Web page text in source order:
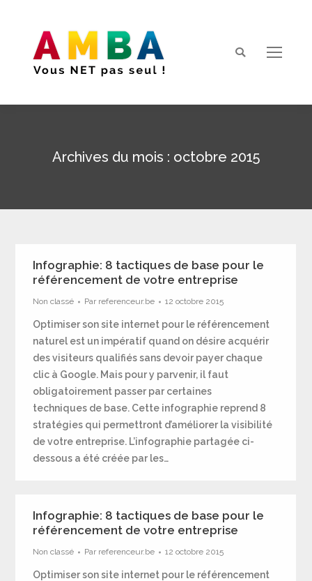
Search:
Archives du mois : octobre 2015
Infographie: 8 tactiques de base pour le
référencement de votre entreprise
Non classé Par referenceur.be 12 octobre 2015
Optimiser son site internet pour le référencement
naturel est un impératif quand on désire acquérir
des visiteurs qualifiés sans devoir payer chaque
clic à Google. Mais pour y parvenir, il faut
obligatoirement passer par certaines
techniques de base. Cette infographie reprend 8
stratégies qui permettront d’améliorer la visibilité
de votre entreprise. L’infographie partagée ci-
dessous a été créée par les…
Infographie: 8 tactiques de base pour le
référencement de votre entreprise
Non classé Par referenceur.be 12 octobre 2015
Optimiser son site internet pour le référencement